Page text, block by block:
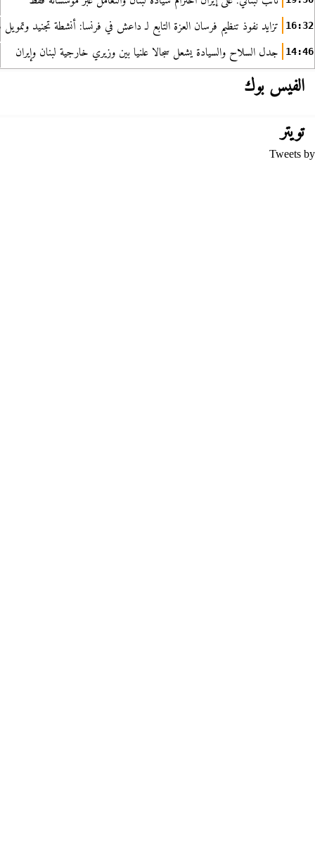
16:32 تزايد نفوذ تنظيم فرسان العزة التابع لـ داعش في فرنسا: أنشطة تجنيد
14:46 جدل السلاح والسيادة يشعل سجالا علنيا بين وزيري خارجية لبنان وإيران
الفيس بوك
تويتر
Tweets by